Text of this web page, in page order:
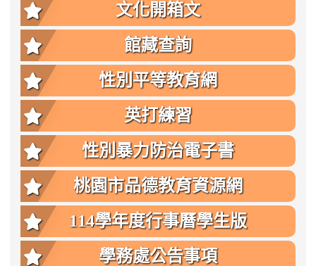
文化開箱文
館藏查詢
性別平等教育網
英打練習
性別暴力防治電子書
桃園市品德教育資源網
114學年度行事曆學生版
學務處公告事項